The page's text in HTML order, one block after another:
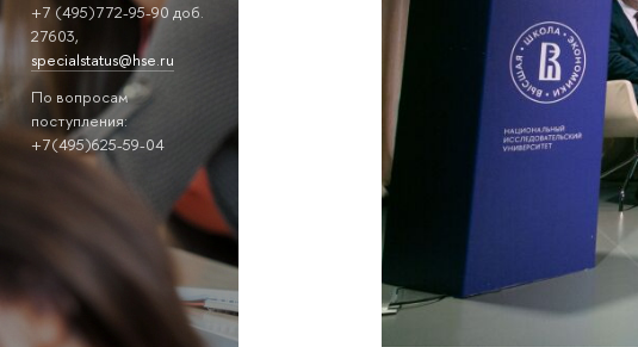
+7 (495)772-95-90 доб.
27603,
specialstatus@hse.ru
По вопросам
поступления:
+7(495)625-59-04